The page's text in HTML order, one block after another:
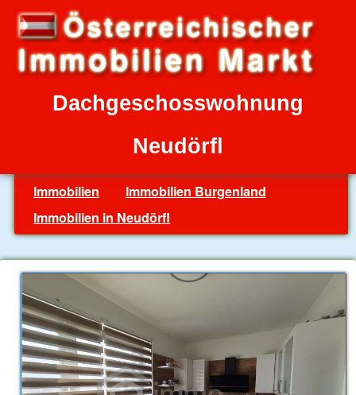
Dachgeschosswohnung
Neudörfl
Immobilien
Immobilien Burgenland
Immobilien in Neudörfl